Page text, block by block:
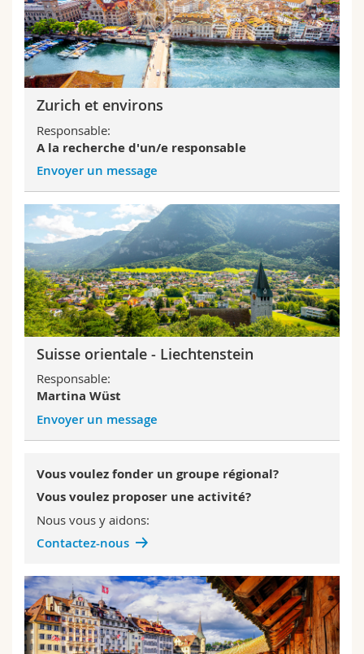
Sciences de l'éducation et de la formation
Sciences et médecine
Interfacultaire
Chercheurs
Collaborateurs
Doctorants
Bibliothèques
Webmail
Programme des cours
MyUnifr
Zurich et environs
Responsable:
A la recherche d'un/e responsable
Envoyer un message
Suisse orientale - Liechtenstein
Responsable:
Martina Wüst
Envoyer un message
Vous voulez fonder un groupe régional?
Vous voulez proposer une activité?
Nous vous y aidons:
Contactez-nous